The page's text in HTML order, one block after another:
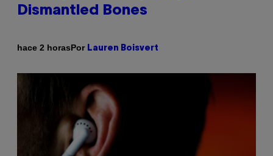
Dismantled Bones
hace 2 horasPor Lauren Boisvert